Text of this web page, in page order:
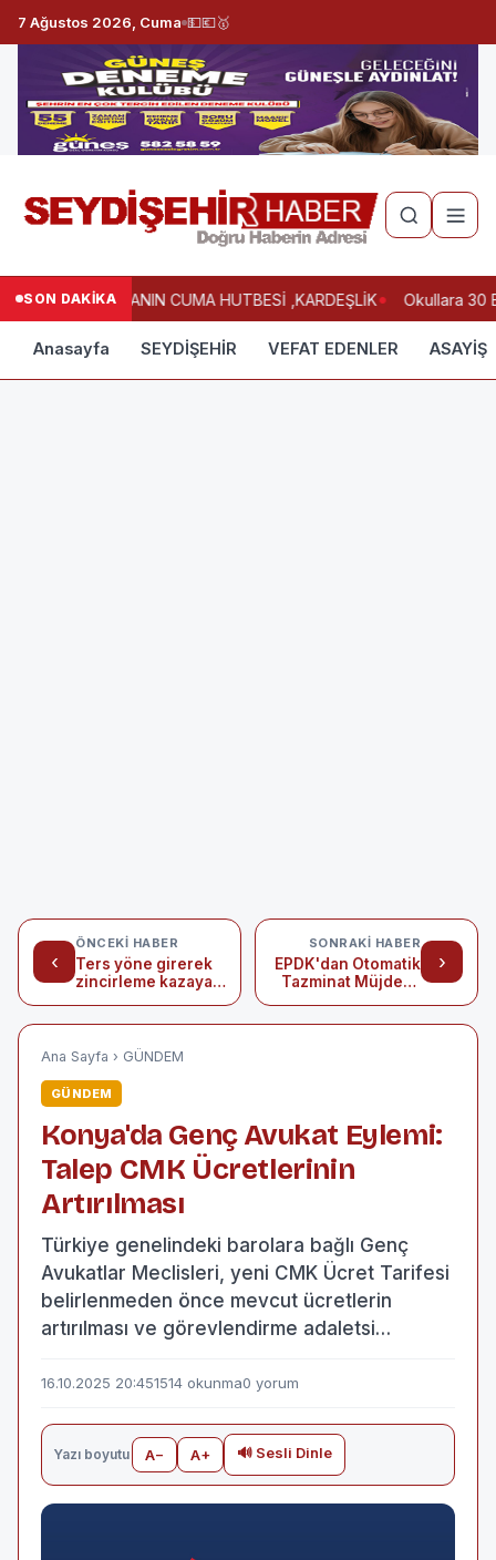
7 Ağustos 2026, Cuma 💵💶🥇
SON DAKİKAHAFTANIN CUMA HUTBESİ ,KARDEŞLİK Okullara 30
Anasayfa SEYDİŞEHİR VEFAT EDENLER ASAYİŞ
‹
ÖNCEKI HABER
Ters yöne girerek
zincirleme kazaya
"Çarpmasaydınız!"
›
SONRAKI HABER
EPDK'dan Otomatik
Tazminat Müjdesi:
Ana Sayfa › GÜNDEM
GÜNDEM
Konya'da Genç Avukat Eylemi:
Talep CMK Ücretlerinin
Artırılması
Türkiye genelindeki barolara bağlı Genç
Avukatlar Meclisleri, yeni CMK Ücret Tarifesi
belirlenmeden önce mevcut ücretlerin
artırılması ve görevlendirme adaletsi…
16.10.2025 20:451514 okunma0 yorum
Yazı boyutu A− A+ 🔊 Sesli Dinle